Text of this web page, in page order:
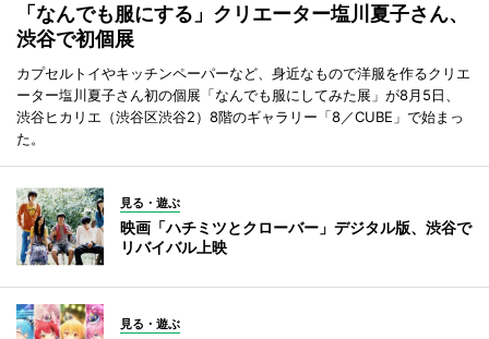
「なんでも服にする」クリエーター塩川夏子さん、
渋谷で初個展
カプセルトイやキッチンペーパーなど、身近なもので洋服を作るクリエ
ーター塩川夏子さん初の個展「なんでも服にしてみた展」が8月5日、
渋谷ヒカリエ（渋谷区渋谷2）8階のギャラリー「8／CUBE」で始まっ
た。
見る・遊ぶ
映画「ハチミツとクローバー」デジタル版、渋谷で
リバイバル上映
見る・遊ぶ